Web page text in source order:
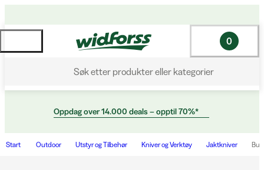
Søk etter produkter eller kategorier
0
Oppdag over 14.000 deals – opptil 70%*
Start Outdoor Utstyr og Tilbehør Kniver og Verktøy Jaktkniver